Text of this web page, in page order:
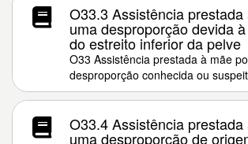
O33.3 Assistência
uma desproporção devida
do estreito inferior da pelve
O33 Assistência prestada à mãe
desproporção conhecida ou
O33.4 Assistência
uma desproporção de